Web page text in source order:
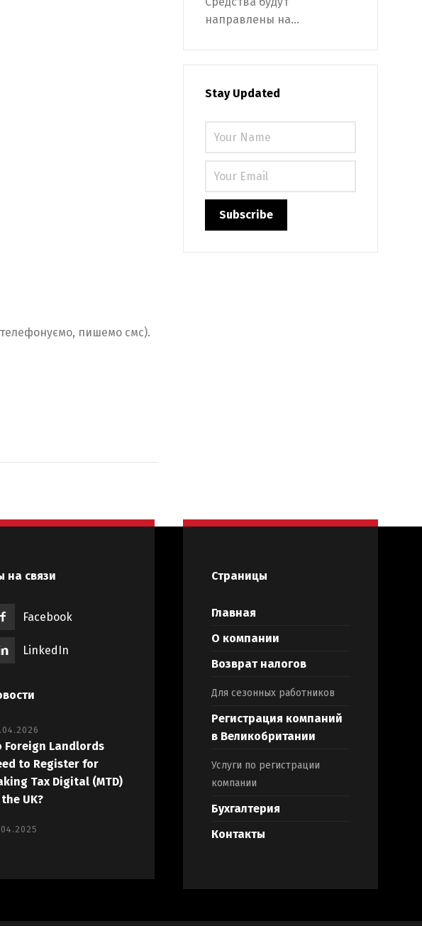
пишемо смс).
направлены на...
Stay Updated
на связи
Facebook
LinkedIn
Foreign Landlords
to Register for
Tax Digital (MTD)
UK?
Страницы
Главная
О компании
Возврат налогов
Для сезонных работников
Регистрация компаний
в Великобритании
Услуги по регистрации
компании
Бухгалтерия
Контакты